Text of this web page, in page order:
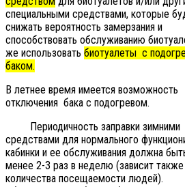
специальными средствами, которые
снижать вероятность замерзания и
способствовать обслуживанию
же использовать биотуалеты с
баком.
В летнее время имеется возможность
отключения бака с подогревом.
Периодичность заправки зимними
средствами для нормального
кабинки и ее обслуживания должна
менее 2-3 раз в неделю (зависит
количества посещаемости людей).